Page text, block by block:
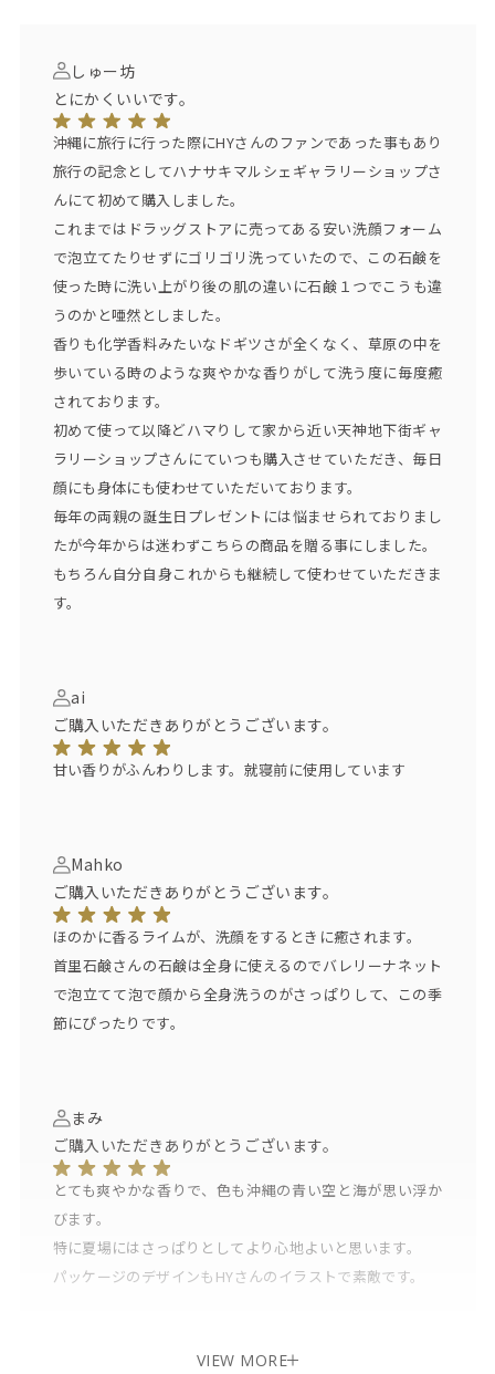
ットウ葉水、シイクワシャー果汁、パイナップル果汁、ハイビ
スカス葉エキス、パパイヤ果汁、オキナワモズクエキス、ライ
ム油、パルマローザ油、ティーツリー油、ウルトラマリンブル
ー、水酸化クロム
【 HY（エイチワイ）】
新里英之さん(Vo&Gt)、名嘉俊さん(Dr)、許田信介さん(Ba)、
仲宗根泉さん(Key&Vo)2000年結成。
沖縄県うるま市出身。グループ名の「HY」は、彼らの地元・東
屋慶名(Higashi Yakena)の地名が由来。
2003年セカンドアルバム『Street Story』はインディーズとし
ては史上初のオリコンチャート初登場4週連続1位という偉業を
達成し、ミリオンセラーに。以来、13枚のアルバムをリリース
し、累計で600万枚に到達。
地元沖縄でのストリートライブには2万人が詰めかけ、大きな
話題となる。
さらに2011年にHYとしては初の主催イベント『SKY Fes 201
1』を開催。
子供たちに夢、希望を、そしてその想いは空＝SKYを通じて繋
がるんだ！という彼らのまっすぐな思いをコンセプトに、音
しゅー坊
とにかくいいです。
沖縄に旅行に行った際にHYさんのファンであった事もあり
旅行の記念としてハナサキマルシェギャラリーショップさ
んにて初めて購入しました。
これまではドラッグストアに売ってある安い洗顔フォーム
で泡立てたりせずにゴリゴリ洗っていたので、この石鹸を
使った時に洗い上がり後の肌の違いに石鹸１つでこうも違
うのかと唖然としました。
香りも化学香料みたいなドギツさが全くなく、草原の中を
歩いている時のような爽やかな香りがして洗う度に毎度癒
されております。
初めて使って以降どハマりして家から近い天神地下街ギャ
ラリーショップさんにていつも購入させていただき、毎日
顔にも身体にも使わせていただいております。
毎年の両親の誕生日プレゼントには悩ませられておりまし
たが今年からは迷わずこちらの商品を贈る事にしました。
もちろん自分自身これからも継続して使わせていただきま
す。
ai
ご購入いただきありがとうございます。
甘い香りがふんわりします。就寝前に使用しています
Mahko
ご購入いただきありがとうございます。
ほのかに香るライムが、洗顔をするときに癒されます。
首里石鹸さんの石鹸は全身に使えるのでバレリーナネット
で泡立てて泡で顔から全身洗うのがさっぱりして、この季
節にぴったりです。
まみ
ご購入いただきありがとうございます。
とても爽やかな香りで、色も沖縄の青い空と海が思い浮か
びます。
特に夏場にはさっぱりとしてより心地よいと思います。
パッケージのデザインもHYさんのイラストで素敵です。
VIEW MORE